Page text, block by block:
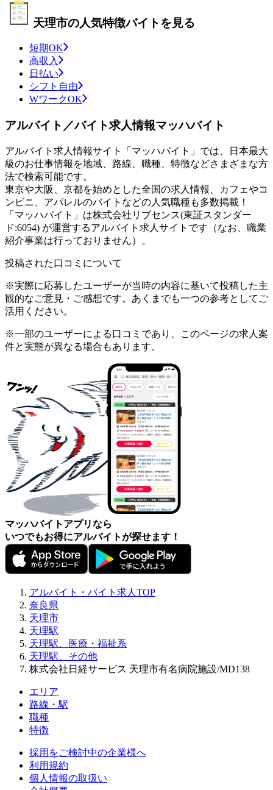
天理市の人気特徴バイトを見る
短期OK
高収入
日払い
シフト自由
WワークOK
アルバイト／バイト求人情報マッハバイト
アルバイト求人情報サイト「マッハバイト」では、日本最大
級のお仕事情報を地域、路線、職種、特徴などさまざまな方
法で検索可能です。
東京や大阪、京都を始めとした全国の求人情報、カフェやコ
ンビニ、アパレルのバイトなどの人気職種も多数掲載！
「マッハバイト」は株式会社リブセンス(東証スタンダー
ド:6054) が運営するアルバイト求人サイトです（なお、職業
紹介事業は行っておりません）。
投稿された口コミについて
※実際に応募したユーザーが当時の内容に基いて投稿した主
観的なご意見・ご感想です。あくまでも一つの参考としてご
活用ください。
※一部のユーザーによる口コミであり、このページの求人案
件と実態が異なる場合もあります。
マッハバイトアプリなら
いつでもお得にアルバイトが探せます！
アルバイト・バイト求人TOP
奈良県
天理市
天理駅
天理駅、医療・福祉系
天理駅、その他
株式会社日経サービス 天理市有名病院施設/MD138
エリア
路線・駅
職種
特徴
採用をご検討中の企業様へ
利用規約
個人情報の取扱い